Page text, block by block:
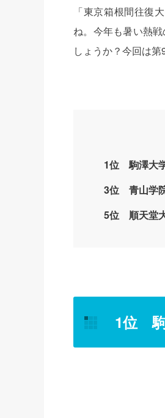
「東京箱根間往復
ね。今年も暑い熱
しょうか？今回は
1位 駒澤大
3位 青山学
5位 順天堂
1位